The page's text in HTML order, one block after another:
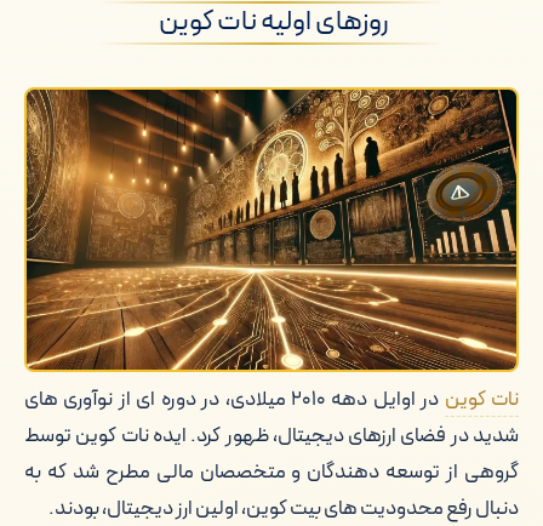
نوآوری های فناوری نات کوین
مسیر رسیدن به برتری در بازار
نقاط عطف مهم در مسیر نات کوین
نقش نات کوین در اکوسیستم گسترده تر
کریپتو
انتقادات و چالش ها
کلام آخر
روزهای اولیه نات کوین
نات کوین
در اوایل دهه ۲۰۱۰ میلادی، در دوره ای از نوآوری های
شدید در فضای ارزهای دیجیتال، ظهور کرد. ایده نات کوین توسط
گروهی از توسعه دهندگان و متخصصان مالی مطرح شد که به
دنبال رفع محدودیت های بیت کوین، اولین ارز دیجیتال، بودند.